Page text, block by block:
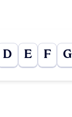
D E F G